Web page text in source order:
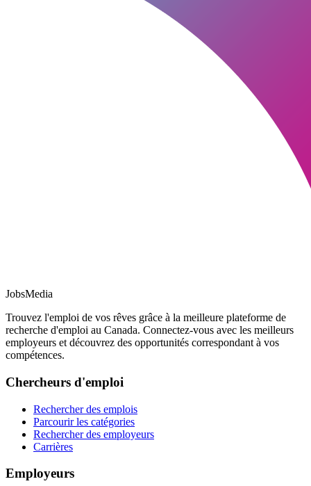
JobsMedia
Trouvez l'emploi de vos rêves grâce à la meilleure plateforme de
recherche d'emploi au Canada. Connectez-vous avec les meilleurs
employeurs et découvrez des opportunités correspondant à vos
compétences.
Chercheurs d'emploi
Rechercher des emplois
Parcourir les catégories
Rechercher des employeurs
Carrières
Employeurs